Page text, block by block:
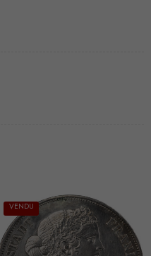
VENDU